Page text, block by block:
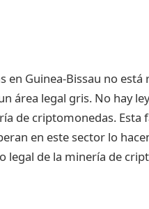
Guinea-Bissau no está
área legal gris. No hay
de criptomonedas. Esta
en este sector lo
legal de la minería de